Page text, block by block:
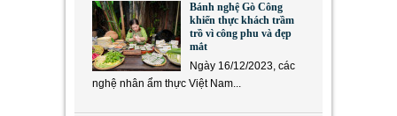
Bánh nghệ Gò Công
khiến thực khách trầm
trồ vì công phu và đẹp
mắt
Ngày 16/12/2023, các
nghệ nhân ẩm thực Việt Nam...